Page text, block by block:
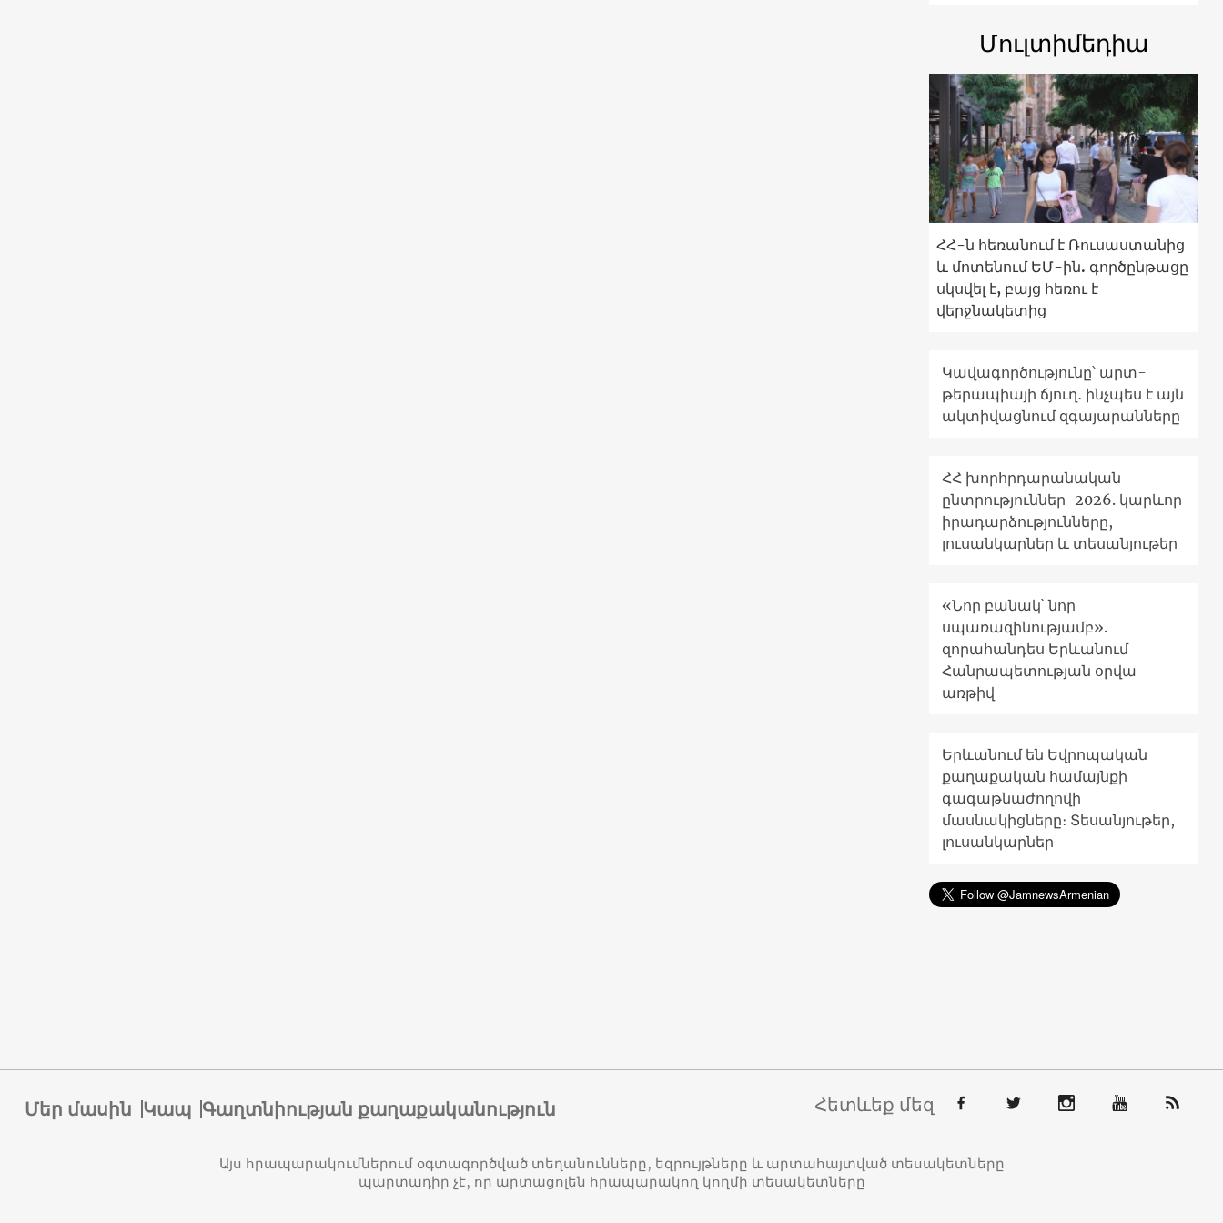
Մուլտիմեդիա
ՀՀ-ն հեռանում է Ռուսաստանից
և մոտենում ԵՄ-ին. գործընթացը
սկսվել է, բայց հեռու է
վերջնակետից
Կավագործությունը՝ արտ-
թերապիայի ճյուղ․ ինչպես է այն
ակտիվացնում զգայարանները
ՀՀ խորհրդարանական
ընտրություններ-2026. կարևոր
իրադարձությունները,
լուսանկարներ և տեսանյութեր
«Նոր բանակ՝ նոր
սպառազինությամբ».
զորահանդես Երևանում
Հանրապետության օրվա
առթիվ
Երևանում են Եվրոպական
քաղաքական համայնքի
գագաթնաժողովի
մասնակիցները։ Տեսանյութեր,
լուսանկարներ
Մեր մասին Կապ Գաղտնիության քաղաքականություն Հետևեք մեզ
Այս հրապարակումներում օգտագործված տեղանունները, եզրույթները և արտահայտված տեսակետները
պարտադիր չէ, որ արտացոլեն հրապարակող կողմի տեսակետները